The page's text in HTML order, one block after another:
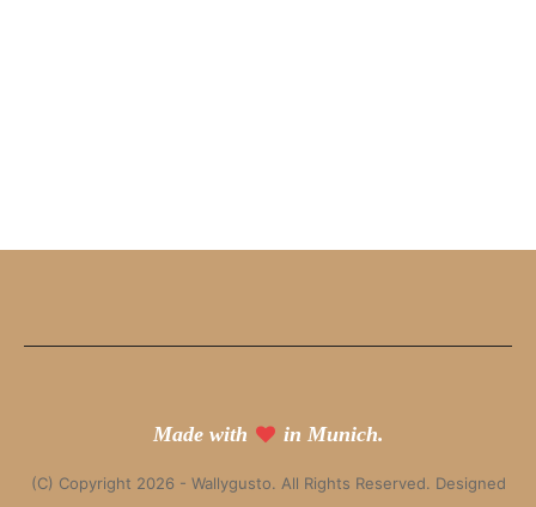
Made with in Munich.
(C) Copyright 2026 - Wallygusto. All Rights Reserved. Designed